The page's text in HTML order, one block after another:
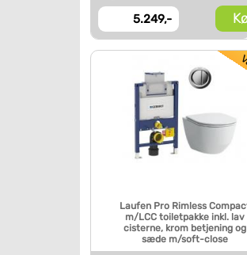
5.249,-
Laufen Pro Rimless
m/LCC toiletpakke inkl. lav
cisterne, krom betjening og
sæde m/soft-close